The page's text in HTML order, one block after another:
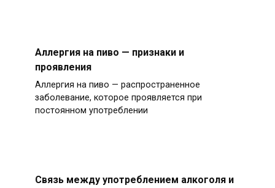
Аллергия на пиво — признаки и
проявления
Аллергия на пиво — распространенное
заболевание, которое проявляется при
постоянном употреблении
Связь между употреблением алкоголя и